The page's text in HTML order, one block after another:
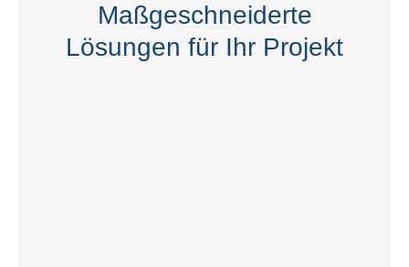
Maßgeschneiderte
Lösungen für Ihr Projekt